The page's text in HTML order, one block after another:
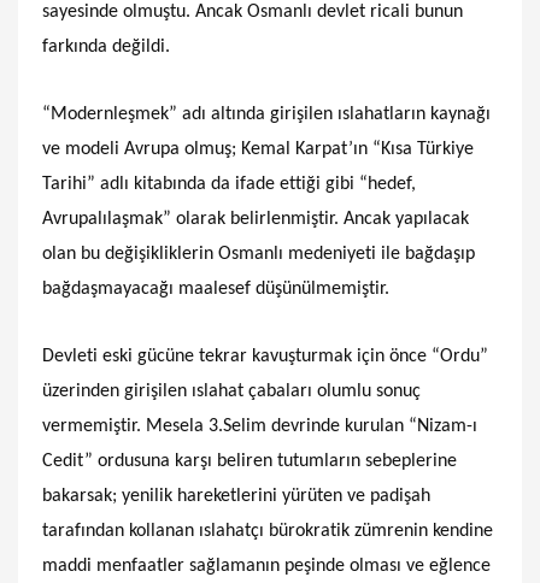
sayesinde olmuştu. Ancak Osmanlı devlet ricali bunun
farkında değildi.
“Modernleşmek” adı altında girişilen ıslahatların kaynağı
ve modeli Avrupa olmuş; Kemal Karpat’ın “Kısa Türkiye
Tarihi” adlı kitabında da ifade ettiği gibi “hedef,
Avrupalılaşmak” olarak belirlenmiştir. Ancak yapılacak
olan bu değişikliklerin Osmanlı medeniyeti ile bağdaşıp
bağdaşmayacağı maalesef düşünülmemiştir.
Devleti eski gücüne tekrar kavuşturmak için önce “Ordu”
üzerinden girişilen ıslahat çabaları olumlu sonuç
vermemiştir. Mesela 3.Selim devrinde kurulan “Nizam-ı
Cedit” ordusuna karşı beliren tutumların sebeplerine
bakarsak; yenilik hareketlerini yürüten ve padişah
tarafından kollanan ıslahatçı bürokratik zümrenin kendine
maddi menfaatler sağlamanın peşinde olması ve eğlence